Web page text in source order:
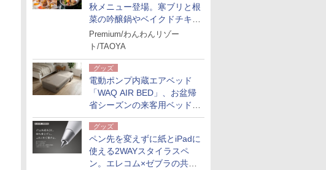
秋メニュー登場。寒ブリと根
菜の吟醸鍋やベイクドチキ
ン、ショコラ＆栗スイーツも
食べ放題に
Premium/わんわんリゾー
ト/TAOYA
グッズ
電動ポンプ内蔵エアベッド
「WAQ AIR BED」、お盆帰
省シーズンの来客用ベッドに
も。使用後は収納バッグでコ
ンパクトに保管
グッズ
ペン先を変えずに紙とiPadに
使える2WAYスタイラスペ
ン。エレコム×ゼブラの共同